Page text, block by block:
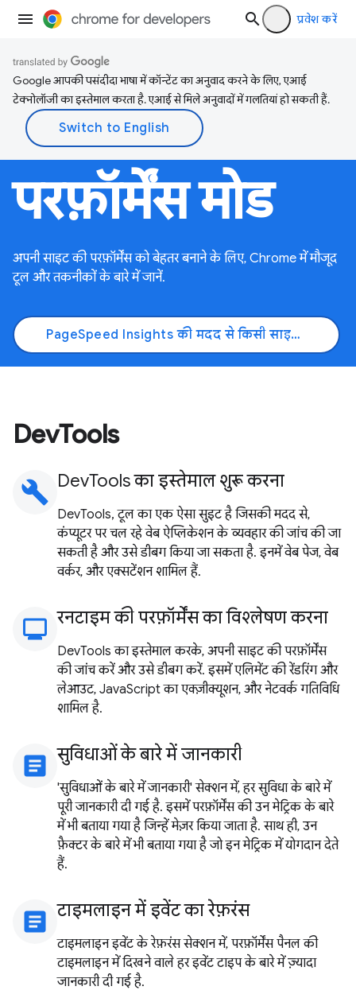
प्रवेश करें
Google आपकी पसंदीदा भाषा में कॉन्टेंट का अनुवाद करने के लिए, एआई
टेक्नोलॉजी का इस्तेमाल करता है. एआई से मिले अनुवादों में गलतियां हो सकती हैं.
परफ़ॉर्मेंस मोड
अपनी साइट की परफ़ॉर्मेंस को बेहतर बनाने के लिए, Chrome में मौजूद
टूल और तकनीकों के बारे में जानें.
PageSpeed Insights की मदद से किसी साइट की जांच करना
DevTools
build DevTools का इस्तेमाल शुरू करना
DevTools, टूल का एक ऐसा सुइट है जिसकी मदद से,
कंप्यूटर पर चल रहे वेब ऐप्लिकेशन के व्यवहार की जांच की जा
सकती है और उसे डीबग किया जा सकता है. इनमें वेब पेज, वेब
वर्कर, और एक्सटेंशन शामिल हैं.
monitoring
रनटाइम की परफ़ॉर्मेंस का विश्लेषण करना
DevTools का इस्तेमाल करके, अपनी साइट की परफ़ॉर्मेंस
की जांच करें और उसे डीबग करें. इसमें एलिमेंट की रेंडरिंग और
लेआउट, JavaScript का एक्ज़ीक्यूशन, और नेटवर्क गतिविधि
शामिल है.
article सुविधाओं के बारे में जानकारी
'सुविधाओं के बारे में जानकारी' सेक्शन में, हर सुविधा के बारे में
पूरी जानकारी दी गई है. इसमें परफ़ॉर्मेंस की उन मेट्रिक के बारे
में भी बताया गया है जिन्हें मेज़र किया जाता है. साथ ही, उन
फ़ैक्टर के बारे में भी बताया गया है जो इन मेट्रिक में योगदान देते
हैं.
article टाइमलाइन में इवेंट का रेफ़रंस
टाइमलाइन इवेंट के रेफ़रंस सेक्शन में, परफ़ॉर्मेंस पैनल की
टाइमलाइन में दिखने वाले हर इवेंट टाइप के बारे में ज़्यादा
जानकारी दी गई है.